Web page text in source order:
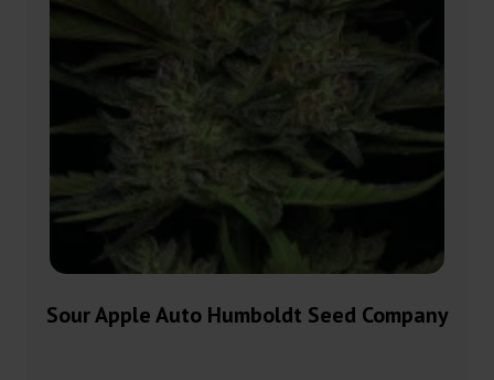
Sour Apple Auto Humboldt Seed Company